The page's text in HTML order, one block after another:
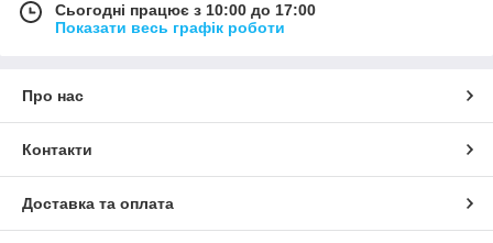
Сьогодні працює з 10:00 до 17:00
Показати весь графік роботи
Про нас
Контакти
Доставка та оплата